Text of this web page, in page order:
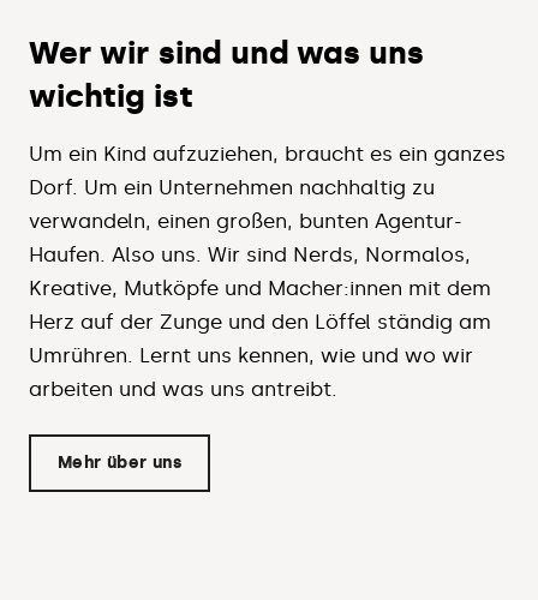
Wer wir sind und was uns
wichtig ist
Um ein Kind aufzuziehen, braucht es ein ganzes
Dorf. Um ein Unternehmen nachhaltig zu
verwandeln, einen großen, bunten Agentur-
Haufen. Also uns. Wir sind Nerds, Normalos,
Kreative, Mutköpfe und Macher:innen mit dem
Herz auf der Zunge und den Löffel ständig am
Umrühren. Lernt uns kennen, wie und wo wir
arbeiten und was uns antreibt.
Mehr über uns